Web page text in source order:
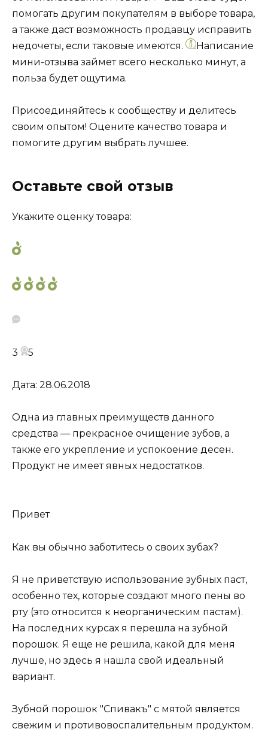
помогать другим покупателям в выборе товара,
а также даст возможность продавцу исправить
недочеты, если таковые имеются.
Написание
мини-отзыва займет всего несколько минут, а
польза будет ощутима.
Присоединяйтесь к сообществу и делитесь
своим опытом! Оцените качество товара и
помогите другим выбрать лучшее.
Оставьте свой отзыв
Укажите оценку товара:
3 5
Дата: 28.06.2018
Одна из главных преимуществ данного
средства — прекрасное очищение зубов, а
также его укрепление и успокоение десен.
Продукт не имеет явных недостатков.
Привет
Как вы обычно заботитесь о своих зубах?
Я не приветствую использование зубных паст,
особенно тех, которые создают много пены во
рту (это относится к неорганическим пастам).
На последних курсах я перешла на зубной
порошок. Я еще не решила, какой для меня
лучше, но здесь я нашла свой идеальный
вариант.
Зубной порошок "Спивакъ" с мятой является
свежим и противовоспалительным продуктом.